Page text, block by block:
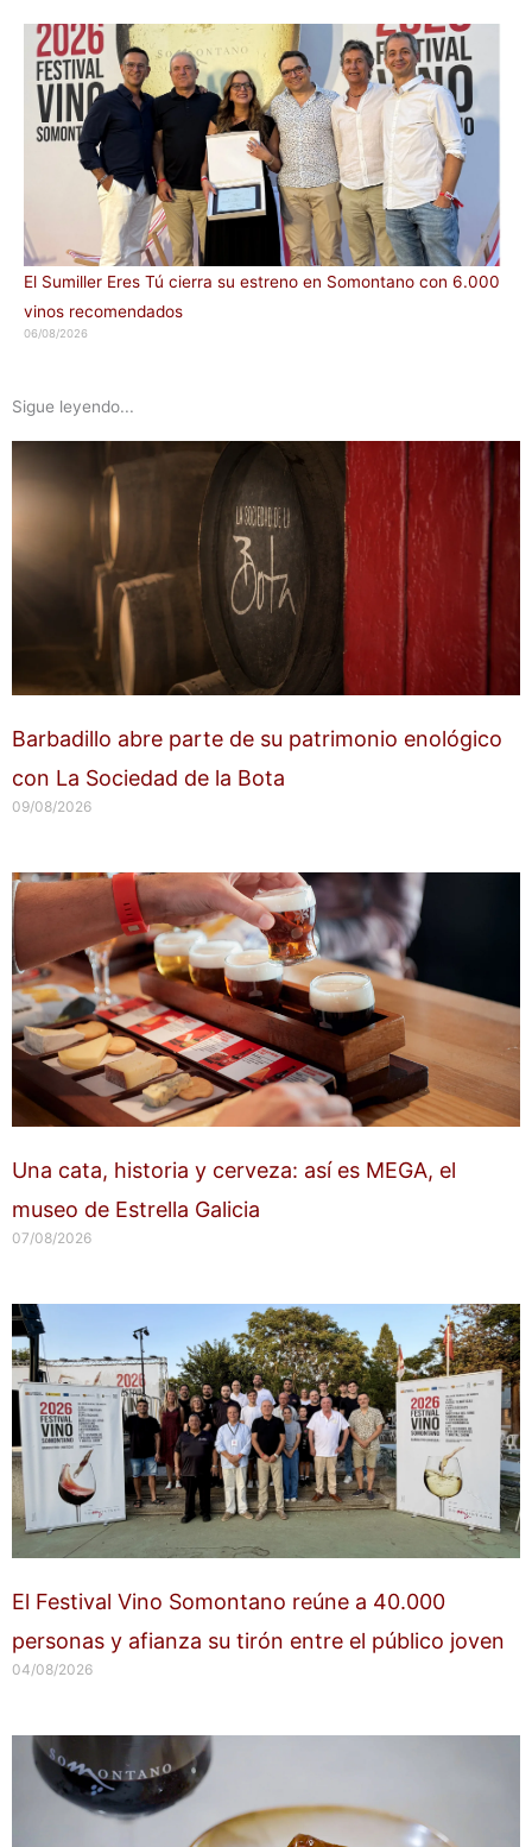
El Sumiller Eres Tú cierra su estreno en Somontano con 6.000
vinos recomendados
06/08/2026
Sigue leyendo...
Barbadillo abre parte de su patrimonio enológico
con La Sociedad de la Bota
09/08/2026
Una cata, historia y cerveza: así es MEGA, el
museo de Estrella Galicia
07/08/2026
El Festival Vino Somontano reúne a 40.000
personas y afianza su tirón entre el público joven
04/08/2026